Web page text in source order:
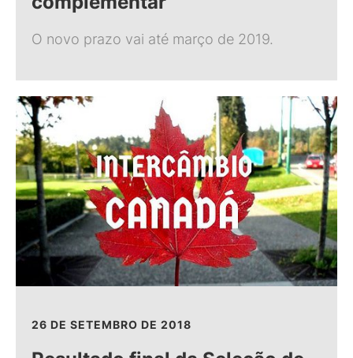
O novo prazo vai até março de 2019.
26 DE SETEMBRO DE 2018